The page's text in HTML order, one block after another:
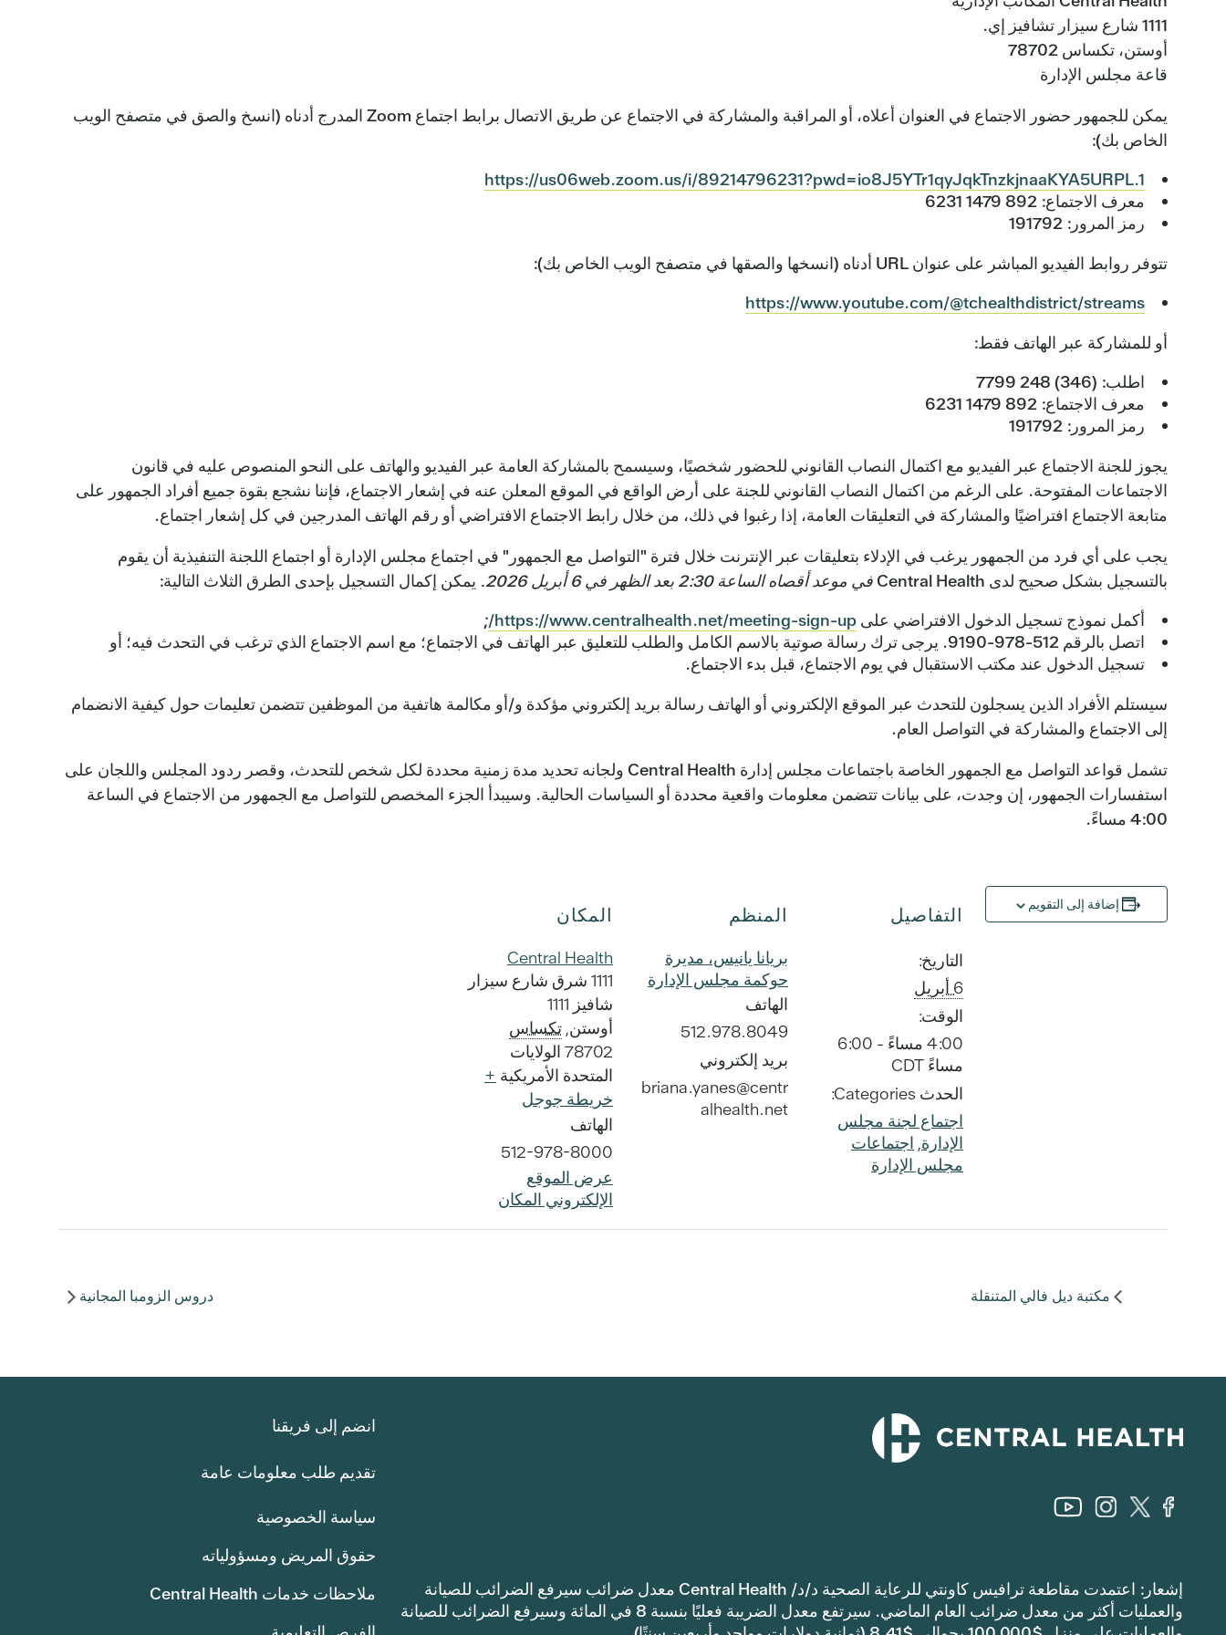
1111 شارع سيزار تشافيز إي.
أوستن، تكساس 78702
قاعة مجلس الإدارة
يمكن للجمهور حضور الاجتماع في العنوان أعلاه، أو المراقبة والمشاركة في الاجتماع عن طريق الاتصال برابط اجتماع Zoom المدرج أدناه (انسخ والصق في متصفح الويب
الخاص بك):
https://us06web.zoom.us/i/89214796231?pwd=io8J5YTr1qyJqkTnzkjnaaKYA5URPL.1
معرف الاجتماع: 892 1479 6231
رمز المرور: 191792
تتوفر روابط الفيديو المباشر على عنوان URL أدناه (انسخها والصقها في متصفح الويب الخاص بك):
https://www.youtube.com/@tchealthdistrict/streams
أو للمشاركة عبر الهاتف فقط:
اطلب: (346) 248 7799
معرف الاجتماع: 892 1479 6231
رمز المرور: 191792
يجوز للجنة الاجتماع عبر الفيديو مع اكتمال النصاب القانوني للحضور شخصيًا، وسيسمح بالمشاركة العامة عبر الفيديو والهاتف على النحو المنصوص عليه في قانون
الاجتماعات المفتوحة. على الرغم من اكتمال النصاب القانوني للجنة على أرض الواقع في الموقع المعلن عنه في إشعار الاجتماع، فإننا نشجع بقوة جميع أفراد الجمهور على
متابعة الاجتماع افتراضيًا والمشاركة في التعليقات العامة، إذا رغبوا في ذلك، من خلال رابط الاجتماع الافتراضي أو رقم الهاتف المدرجين في كل إشعار اجتماع.
يجب على أي فرد من الجمهور يرغب في الإدلاء بتعليقات عبر الإنترنت خلال فترة "التواصل مع الجمهور" في اجتماع مجلس الإدارة أو اجتماع اللجنة التنفيذية أن يقوم
بالتسجيل بشكل صحيح لدى Central Health
في موعد أقصاه الساعة 2:30 بعد الظهر في 6 أبريل 2026.
يمكن إكمال التسجيل بإحدى الطرق الثلاث التالية:
أكمل نموذج تسجيل الدخول الافتراضي على https://www.centralhealth.net/meeting-sign-up/
;
اتصل بالرقم 512-978-9190. يرجى ترك رسالة صوتية بالاسم الكامل والطلب للتعليق عبر الهاتف في الاجتماع؛ مع اسم الاجتماع الذي ترغب في التحدث فيه؛ أو
تسجيل الدخول عند مكتب الاستقبال في يوم الاجتماع، قبل بدء الاجتماع.
سيستلم الأفراد الذين يسجلون للتحدث عبر الموقع الإلكتروني أو الهاتف رسالة بريد إلكتروني مؤكدة و/أو مكالمة هاتفية من الموظفين تتضمن تعليمات حول كيفية الانضمام
إلى الاجتماع والمشاركة في التواصل العام.
تشمل قواعد التواصل مع الجمهور الخاصة باجتماعات مجلس إدارة Central Health ولجانه تحديد مدة زمنية محددة لكل شخص للتحدث، وقصر ردود المجلس واللجان على
استفسارات الجمهور، إن وجدت، على بيانات تتضمن معلومات واقعية محددة أو السياسات الحالية. وسيبدأ الجزء المخصص للتواصل مع الجمهور من الاجتماع في الساعة
4:00 مساءً.
إضافة إلى التقويم التفاصيل
التاريخ:
6 أبريل
الوقت:
4:00 مساءً - 6:00
مساءً CDT
الحدث Categories:
اجتماع لجنة مجلس
الإدارة اجتماعات
مجلس الإدارة
المنظم
بريانا يانيس، مديرة
حوكمة مجلس الإدارة
الهاتف
512.978.8049
بريد إلكتروني
briana.yanes@centr
alhealth.net
المكان
Central Health
1111 شرق شارع سيزار
شافيز 1111
أوستن تكساس
78702 الولايات
المتحدة الأمريكية +
خريطة جوجل
الهاتف
512-978-8000
عرض الموقع
الإلكتروني المكان
مكتبة ديل فالي المتنقلة دروس الزومبا المجانية
إشعار: اعتمدت مقاطعة ترافيس كاونتي للرعاية الصحية د/د/ Central Health معدل ضرائب سيرفع الضرائب للصيانة
والعمليات أكثر من معدل ضرائب العام الماضي. سيرتفع معدل الضريبة فعليًا بنسبة 8 في المائة وسيرفع الضرائب للصيانة
انضم إلى فريقنا
تقديم طلب معلومات عامة
سياسة الخصوصية
حقوق المريض ومسؤولياته
ملاحظات خدمات Central Health